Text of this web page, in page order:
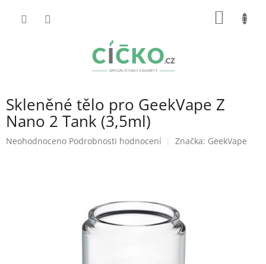
Skleněné tělo pro GeekVape Z
Nano 2 Tank (3,5ml)
Průměrné
Neohodnoceno Podrobnosti hodnocení Značka: GeekVape